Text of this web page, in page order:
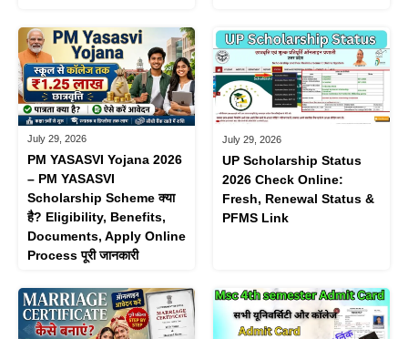
July 29, 2026
PM YASASVI Yojana 2026
– PM YASASVI
Scholarship Scheme क्या
है? Eligibility, Benefits,
Documents, Apply Online
Process पूरी जानकारी
July 29, 2026
UP Scholarship Status
2026 Check Online:
Fresh, Renewal Status &
PFMS Link